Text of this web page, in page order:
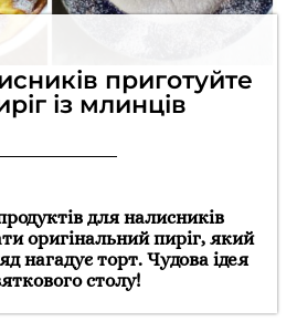
приготуйте
із млинців
для налисників
оригінальний пиріг, який
нагадує торт. Чудова ідея
столу!